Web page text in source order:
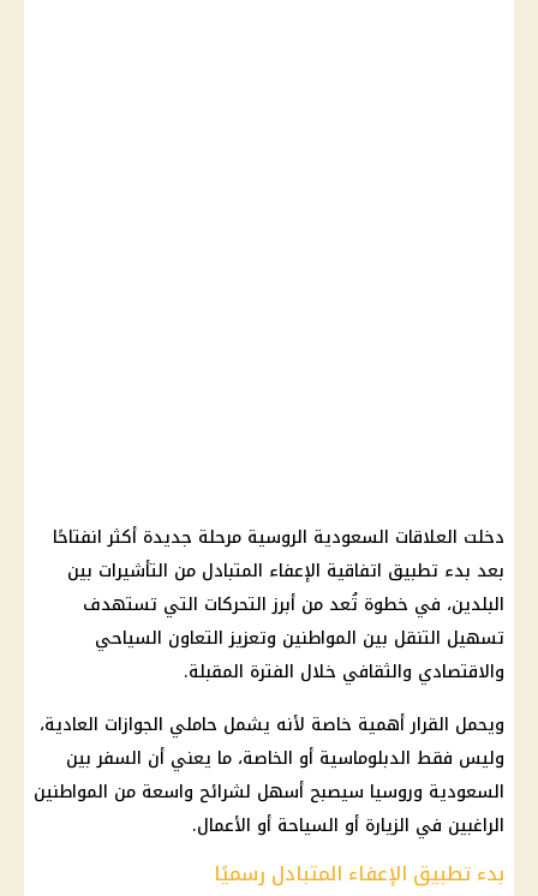
دخلت العلاقات السعودية الروسية مرحلة جديدة أكثر انفتاحًا
بعد بدء تطبيق اتفاقية الإعفاء المتبادل من التأشيرات بين
البلدين، في خطوة تُعد من أبرز التحركات التي تستهدف
تسهيل التنقل بين المواطنين وتعزيز التعاون السياحي
والاقتصادي والثقافي خلال الفترة المقبلة.
ويحمل القرار أهمية خاصة لأنه يشمل حاملي الجوازات العادية،
وليس فقط الدبلوماسية أو الخاصة، ما يعني أن السفر بين
السعودية وروسيا سيصبح أسهل لشرائح واسعة من المواطنين
الراغبين في الزيارة أو السياحة أو الأعمال.
بدء تطبيق الإعفاء المتبادل رسميًا